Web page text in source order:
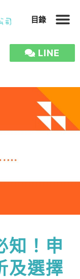
目錄
LINE
知！申
及選擇